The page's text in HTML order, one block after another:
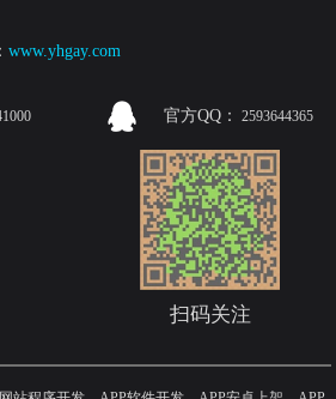
www.yhgay.com
官方QQ： 2593644365
扫码关注